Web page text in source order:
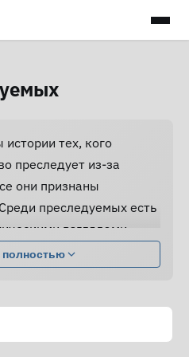
тех, кого
преследует из-за
они признаны
преследуемых есть
взглядами,
и пыткам, принуждаются
нормальной
правозащитники не
полностью